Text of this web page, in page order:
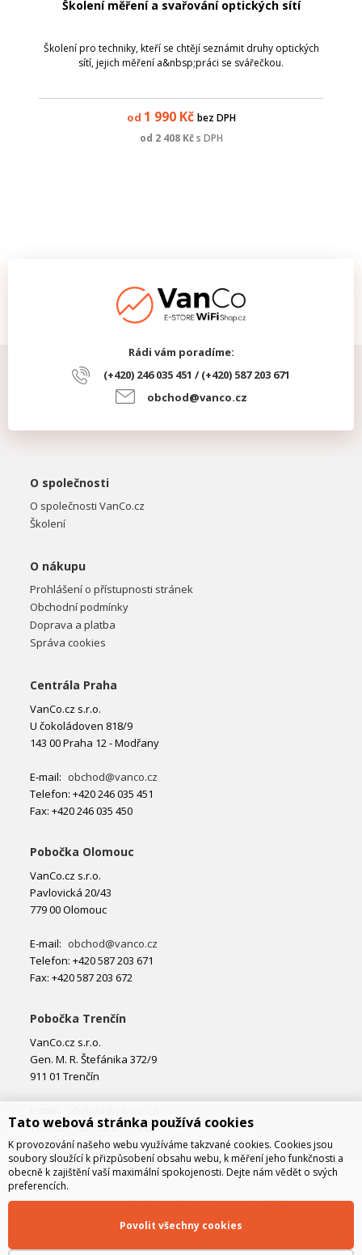
Školení měření a svařování optických sítí
Školení pro techniky, kteří se chtějí seznámit druhy optických
sítí, jejich měření a&nbsp;práci se svářečkou.
od 1 990Kč bez DPH
od 2 408Kč s DPH
Rádi vám poradíme:
(+420) 246 035 451 / (+420) 587 203 671
obchod@vanco.cz
O společnosti
O společnosti VanCo.cz
Školení
O nákupu
Prohlášení o přístupnosti stránek
Obchodní podmínky
Doprava a platba
Správa cookies
Centrála Praha
VanCo.cz s.r.o.
U čokoládoven 818/9
143 00 Praha 12 - Modřany
E-mail: obchod@vanco.cz
Telefon: +420 246 035 451
Fax: +420 246 035 450
Pobočka Olomouc
VanCo.cz s.r.o.
Pavlovická 20/43
779 00 Olomouc
E-mail: obchod@vanco.cz
Telefon: +420 587 203 671
Fax: +420 587 203 672
Pobočka Trenčín
VanCo.cz s.r.o.
Gen. M. R. Štefánika 372/9
911 01 Trenčín
Telefon: +421 32 877 74 02
Tato webová stránka používá cookies
K provozování našeho webu využíváme takzvané cookies. Cookies jsou
soubory sloužící k přizpůsobení obsahu webu, k měření jeho funkčnosti a
obecně k zajištění vaší maximální spokojenosti. Dejte nám vědět o svých
preferencích.
Povolit všechny cookies